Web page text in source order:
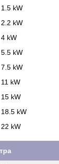
1.5 kW
2.2 kW
4 kW
5.5 kW
7.5 kW
11 kW
15 kW
18.5 kW
22 kW